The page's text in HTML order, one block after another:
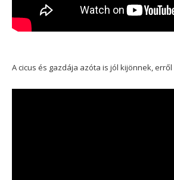
A cicus és gazdája azóta is jól kijönnek,